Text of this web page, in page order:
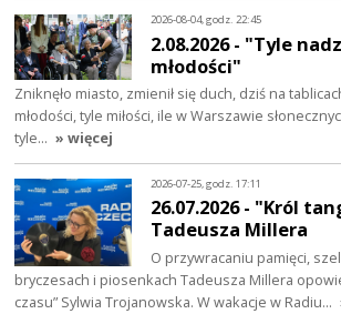
2026-08-04, godz. 22:45
2.08.2026 - "Tyle
młodości"
Zniknęło miasto, zmienił się duch, dziś na
młodości, tyle miłości, ile w Warszawie
tyle… » więcej
2026-07-25, godz. 17:11
26.07.2026 - "Król
Tadeusza Millera
O przywracaniu pamięci,
bryczesach i piosenkach Tadeusza Millera
czasu” Sylwia Trojanowska. W wakacje w Radiu…